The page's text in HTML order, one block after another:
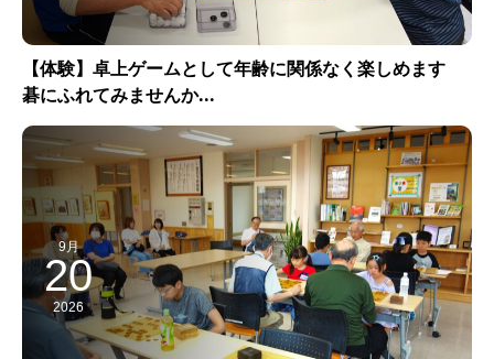
【体験】卓上ゲームとして年齢に関係なく楽しめます
碁にふれてみませんか...
9月
20
2026